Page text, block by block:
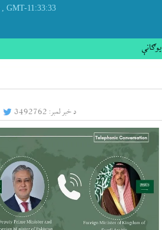
GMT-11:33:33
, Sunday 09 August 2026
د خبر لمبر: 3492762